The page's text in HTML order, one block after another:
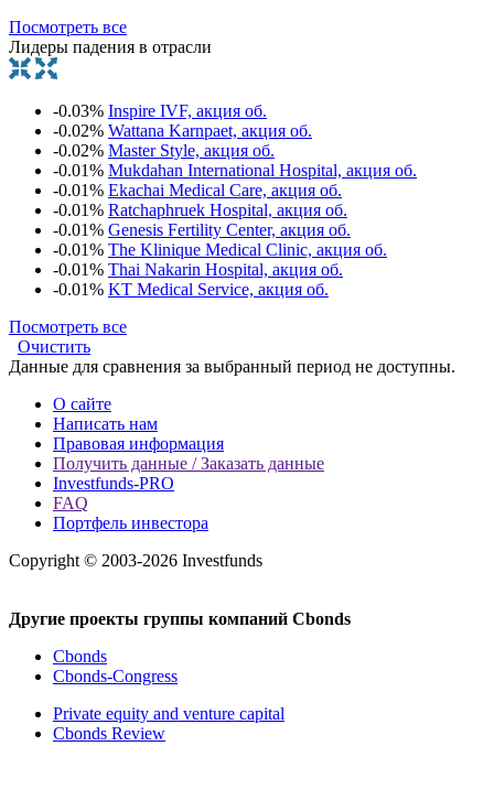
Посмотреть все
Лидеры падения в отрасли
-0.03% Inspire IVF, акция об.
-0.02% Wattana Karnpaet, акция об.
-0.02% Master Style, акция об.
-0.01% Mukdahan International Hospital, акция об.
-0.01% Ekachai Medical Care, акция об.
-0.01% Ratchaphruek Hospital, акция об.
-0.01% Genesis Fertility Center, акция об.
-0.01% The Klinique Medical Clinic, акция об.
-0.01% Thai Nakarin Hospital, акция об.
-0.01% KT Medical Service, акция об.
Посмотреть все
Очистить
Данные для сравнения за выбранный период не доступны.
О сайте
Написать нам
Правовая информация
Получить данные / Заказать данные
Investfunds-PRO
FAQ
Портфель инвестора
Copyright © 2003-2026 Investfunds
Другие проекты группы компаний Cbonds
Cbonds
Cbonds-Congress
Private equity and venture capital
Cbonds Review